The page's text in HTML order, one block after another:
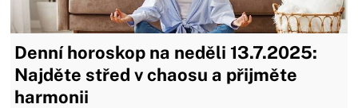
Denní horoskop na neděli 13.7.2025:
Najděte střed v chaosu a přijměte
harmonii